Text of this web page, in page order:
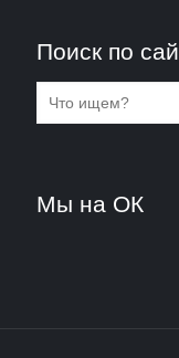
Поиск по
Мы на ОК